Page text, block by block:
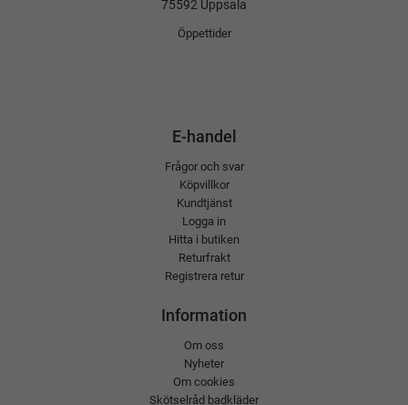
75592 Uppsala
Öppettider
E-handel
Frågor och svar
Köpvillkor
Kundtjänst
Logga in
Hitta i butiken
Returfrakt
Registrera retur
Information
Om oss
Nyheter
Om cookies
Skötselråd badkläder